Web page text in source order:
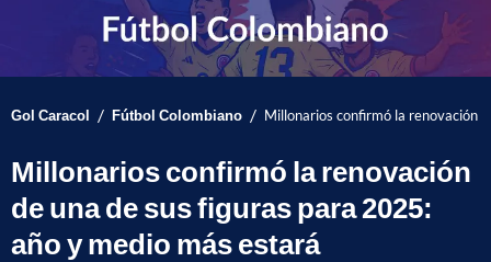
Gol Caracol / Fútbol Colombiano / Millonarios confirmó la renovación
Millonarios confirmó la renovación
de una de sus figuras para 2025:
año y medio más estará